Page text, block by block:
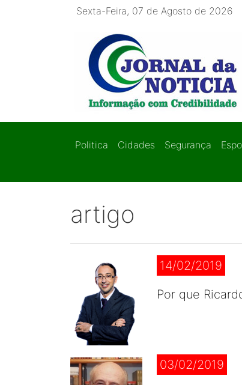
Sexta-Feira, 07 de Agosto de 2026
Politica Cidades Segurança
artigo
14/02/2019
Por que
03/02/2019